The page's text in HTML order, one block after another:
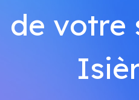
de votre